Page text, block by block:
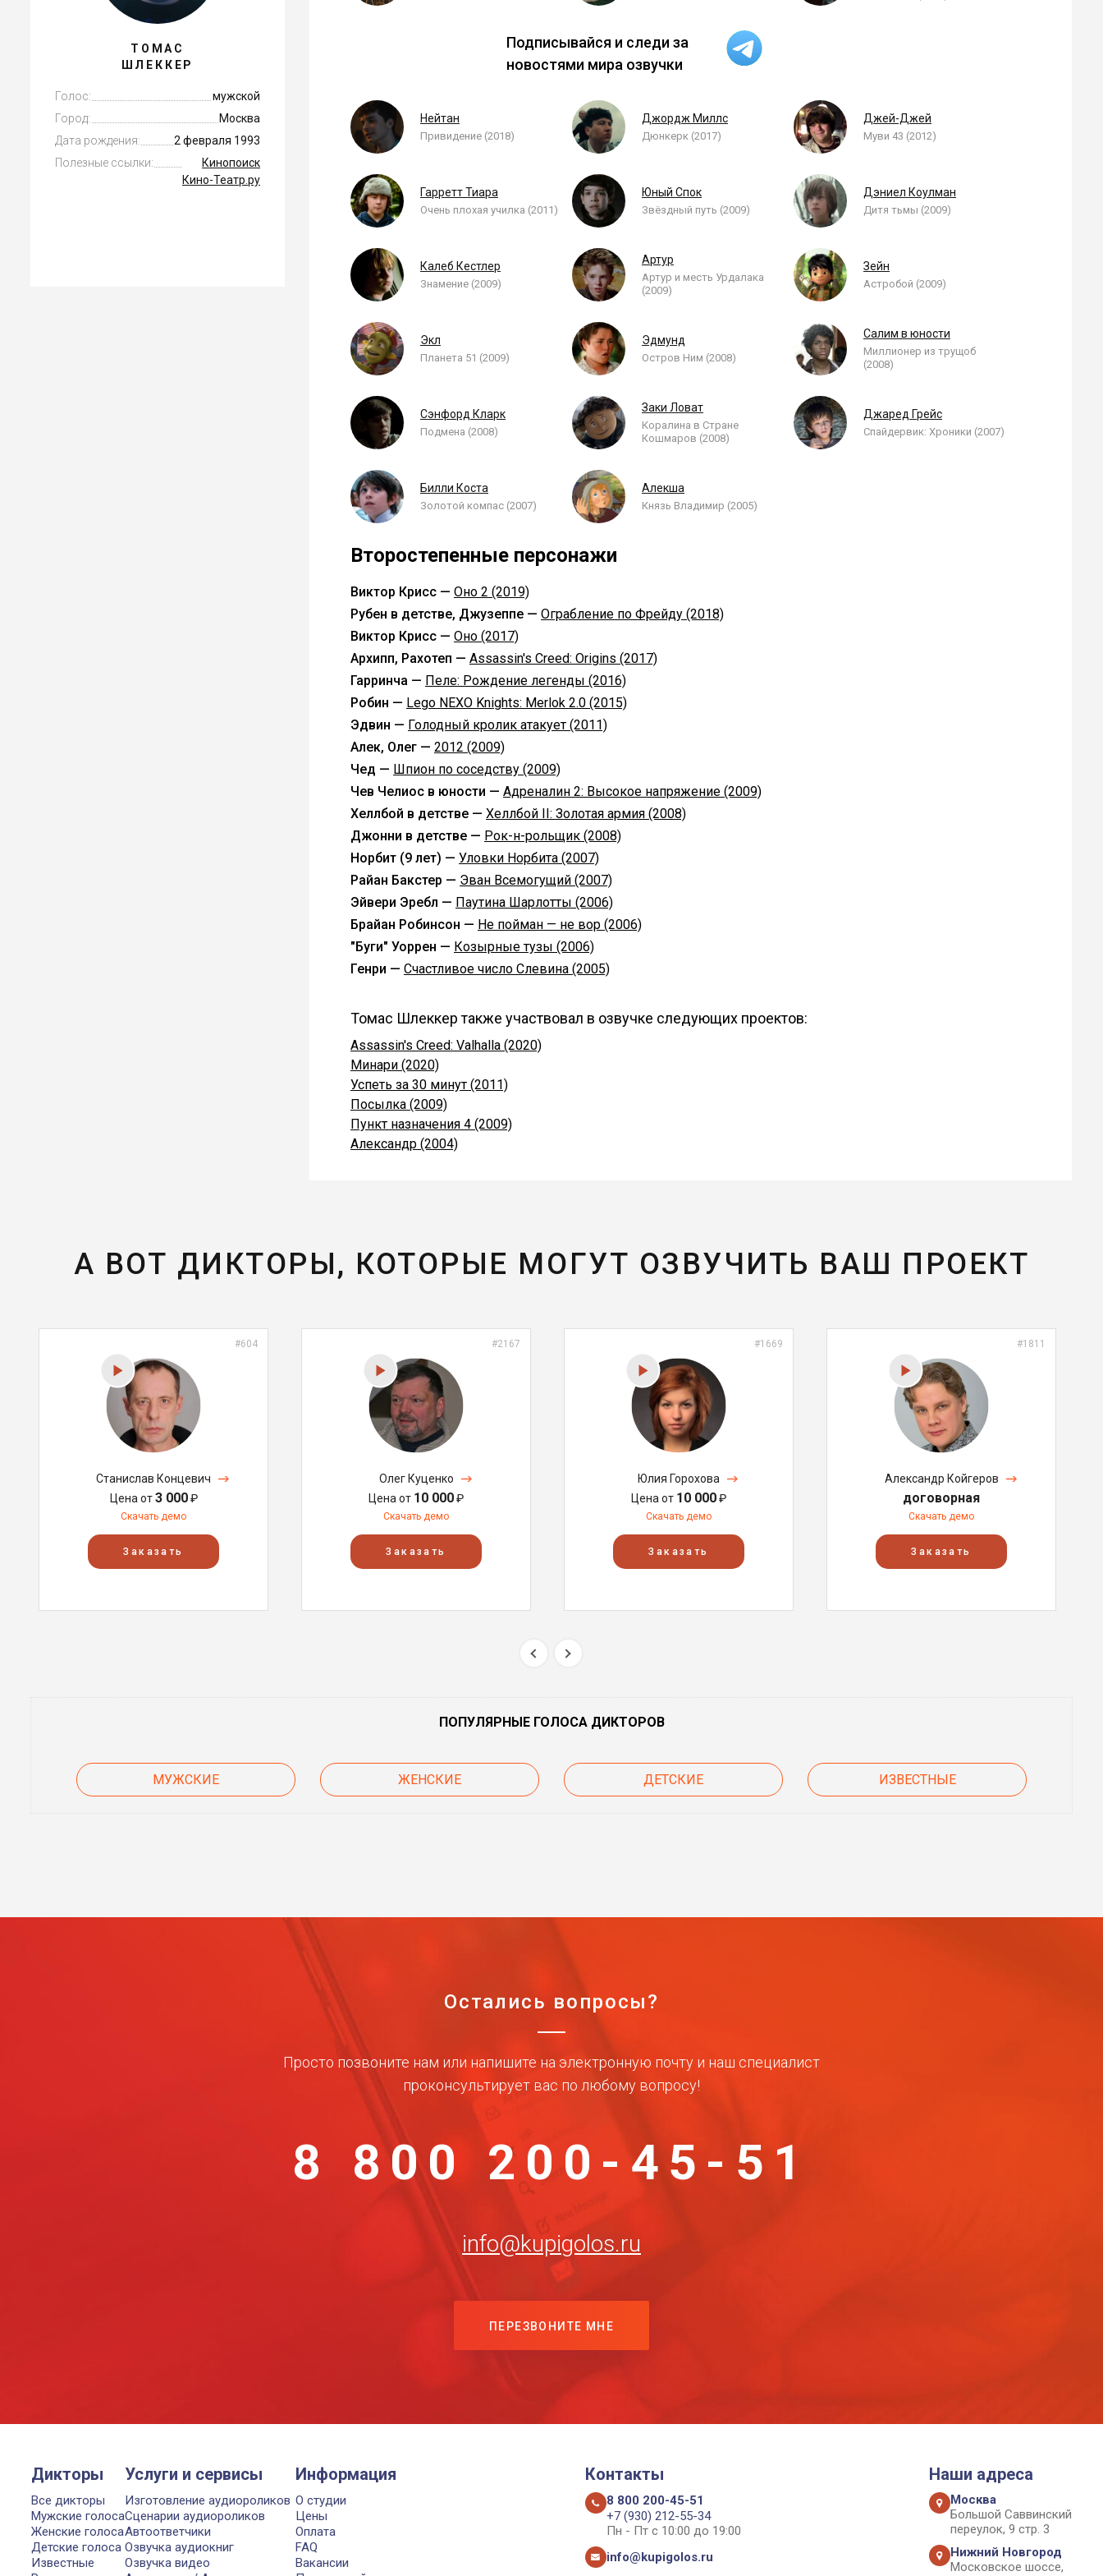
ТОМАС
ШЛЕККЕР
Голос:
мужской
Город:
Москва
Дата рождения:
2 февраля 1993
Полезные ссылки:
Кинопоиск
Кино-Театр.ру
Подписывайся и следи за
новостями мира озвучки
Нейтан
Привидение (2018)
Джордж Миллс
Дюнкерк (2017)
Джей-Джей
Муви 43 (2012)
Гарретт Тиара
Очень плохая училка (2011)
Юный Спок
Звёздный путь (2009)
Дэниел Коулман
Дитя тьмы (2009)
Калеб Кестлер
Знамение (2009)
Артур
Артур и месть Урдалака
(2009)
Зейн
Астробой (2009)
Экл
Планета 51 (2009)
Эдмунд
Остров Ним (2008)
Салим в юности
Миллионер из трущоб
(2008)
Сэнфорд Кларк
Подмена (2008)
Заки Ловат
Коралина в Стране
Кошмаров (2008)
Джаред Грейс
Спайдервик: Хроники (2007)
Билли Коста
Золотой компас (2007)
Алекша
Князь Владимир (2005)
Второстепенные персонажи
Виктор Крисс — Оно 2 (2019)
Рубен в детстве, Джузеппе — Ограбление по Фрейду (2018)
Виктор Крисс — Оно (2017)
Архипп, Рахотеп — Assassin's Creed: Origins (2017)
Гарринча — Пеле: Рождение легенды (2016)
Робин — Lego NEXO Knights: Merlok 2.0 (2015)
Эдвин — Голодный кролик атакует (2011)
Алек, Олег — 2012 (2009)
Чед — Шпион по соседству (2009)
Чев Челиос в юности — Адреналин 2: Высокое напряжение (2009)
Хеллбой в детстве — Хеллбой II: Золотая армия (2008)
Джонни в детстве — Рок-н-рольщик (2008)
Норбит (9 лет) — Уловки Норбита (2007)
Райан Бакстер — Эван Всемогущий (2007)
Эйвери Эребл — Паутина Шарлотты (2006)
Брайан Робинсон — Не пойман — не вор (2006)
"Буги" Уоррен — Козырные тузы (2006)
Генри — Счастливое число Слевина (2005)
Томас Шлеккер также участвовал в озвучке следующих проектов:
Assassin's Creed: Valhalla (2020)
Минари (2020)
Успеть за 30 минут (2011)
Посылка (2009)
Пункт назначения 4 (2009)
Александр (2004)
А ВОТ ДИКТОРЫ, КОТОРЫЕ МОГУТ ОЗВУЧИТЬ ВАШ ПРОЕКТ
#604
Станислав Концевич
Цена от3 000₽
Скачать демо
Заказать
#2167
Олег Куценко
Цена от 10 000₽
Скачать демо
Заказать
#1669
Юлия Горохова
Цена от 10 000₽
Скачать демо
Заказать
#1811
Александр Койгеров
договорная
Скачать демо
Заказать
ПОПУЛЯРНЫЕ ГОЛОСА ДИКТОРОВ
МУЖСКИЕ ЖЕНСКИЕ ДЕТСКИЕ ИЗВЕСТНЫЕ
Остались вопросы?
Просто позвоните нам или напишите на электронную почту и наш специалист
проконсультирует вас по любому вопросу!
8 800 200-45-51
info@kupigolos.ru
ПЕРЕЗВОНИТЕ МНЕ
Дикторы
Все дикторы
Мужские голоса
Женские голоса
Детские голоса
Известные
Услуги и сервисы
Изготовление аудиороликов
Сценарии аудиороликов
Автоответчики
Озвучка аудиокниг
Озвучка видео
Информация
О студии
Цены
Оплата
FAQ
Вакансии
Контакты
8 800 200-45-51
+7 (930) 212-55-34
Пн - Пт с 10:00 до 19:00
info@kupigolos.ru
Наши адреса
Москва
Большой Саввинский
переулок, 9 стр. 3
Нижний Новгород
Московское шоссе,